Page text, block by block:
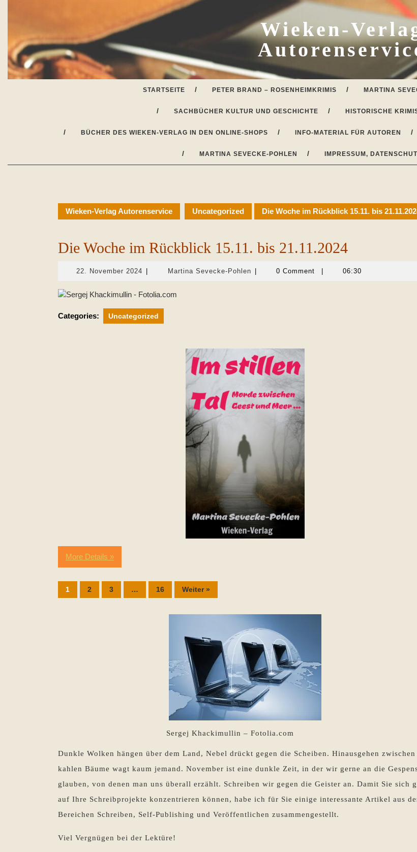
Wieken-
STARTSEITE PETER BRAND – ROSENHEIMKRIMIS MARTINA
SACHBÜCHER KULTUR UND GESCHICHTE HISTORISCHE
BÜCHER DES WIEKEN-VERLAG IN DEN ONLINE-SHOPS INFO-MATERIAL FÜR AUTOREN
MARTINA SEVECKE-POHLEN IMPRESSUM,
Wieken-Verlag Autorenservice Uncategorized Die Woche im Rückblick 15.11. bis
Die Woche im Rückblick 15.11. bis 21.11.2024
22. November 2024 22.
2024
Martina Sevecke-PohlenMartina 0 Comment 06:30
Categories: Uncategorized
More Details »
1 2 3 … 16 Weiter »
Sergej Khackimullin – Fotolia.com
Dunkle Wolken hängen über dem Land, Nebel drückt gegen die Scheiben. Hinausgehen zwischen
kahlen Bäume wagt kaum jemand. November ist eine dunkle Zeit, in der wir gerne an die
glauben, von denen man uns überall erzählt. Schreiben wir gegen die Geister an. Damit Sie sich
auf Ihre Schreibprojekte konzentrieren können, habe ich für Sie einige interessante Artikel aus
Bereichen Schreiben, Self-Publishing und Veröffentlichen zusammengestellt.
Viel Vergnügen bei der Lektüre!